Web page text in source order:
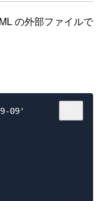
の外部ファイルで
09'